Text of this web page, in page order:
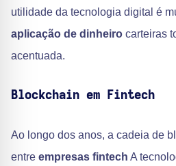
utilidade da tecnologia digital é
aplicação de dinheiro carteiras
acentuada.
Blockchain em Fintech
Ao longo dos anos, a cadeia de
entre empresas fintech A